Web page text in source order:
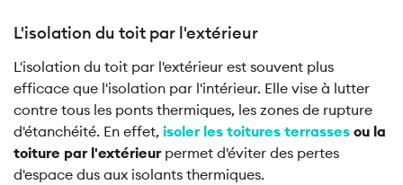
L'isolation du toit par l'extérieur
L'isolation du toit par l'extérieur est souvent plus
efficace que l'isolation par l'intérieur. Elle vise à lutter
contre tous les ponts thermiques, les zones de rupture
d'étanchéité. En effet, isoler les toitures terrasses ou la
toiture par l'extérieur permet d'éviter des pertes
d'espace dus aux isolants thermiques.